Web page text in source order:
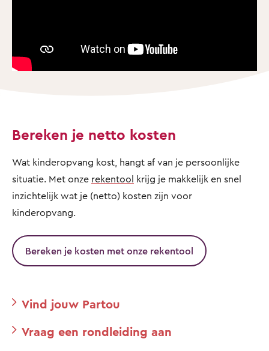
Bereken je netto kosten
Wat kinderopvang kost, hangt af van je persoonlijke
situatie. Met onze rekentool krijg je makkelijk en snel
inzichtelijk wat je (netto) kosten zijn voor
kinderopvang.
Bereken je kosten met onze rekentool
Vind jouw Partou
Vraag een rondleiding aan